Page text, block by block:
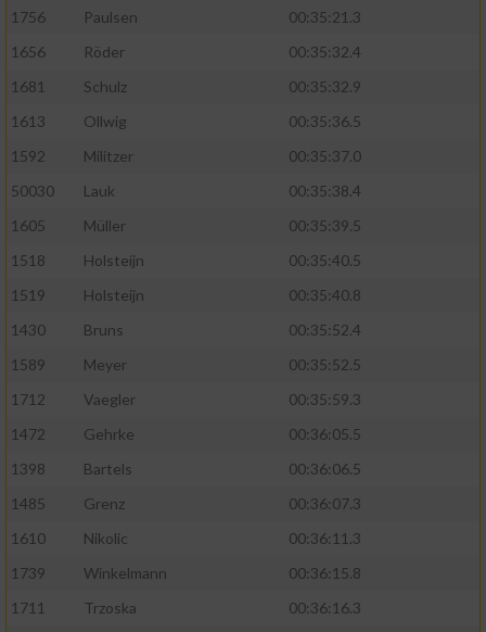
1756
Paulsen
00:35:21.3
1656
Röder
00:35:32.4
1681
Schulz
00:35:32.9
1613
Ollwig
00:35:36.5
1592
Militzer
00:35:37.0
50030
Lauk
00:35:38.4
1605
Müller
00:35:39.5
1518
Holsteijn
00:35:40.5
1519
Holsteijn
00:35:40.8
1430
Bruns
00:35:52.4
1589
Meyer
00:35:52.5
1712
Vaegler
00:35:59.3
1472
Gehrke
00:36:05.5
1398
Bartels
00:36:06.5
1485
Grenz
00:36:07.3
1610
Nikolic
00:36:11.3
1739
Winkelmann
00:36:15.8
1711
Trzoska
00:36:16.3